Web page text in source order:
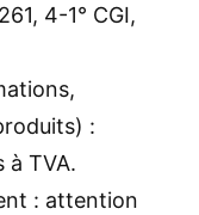
4-1° CGI,
:
à TVA.
: attention